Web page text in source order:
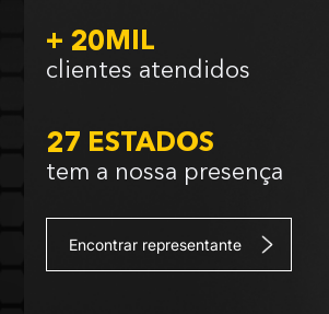
+ 20MIL
clientes atendidos
27 ESTADOS
tem a nossa presença
Encontrar representante